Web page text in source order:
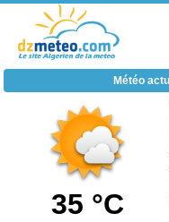
Météo
35 °C